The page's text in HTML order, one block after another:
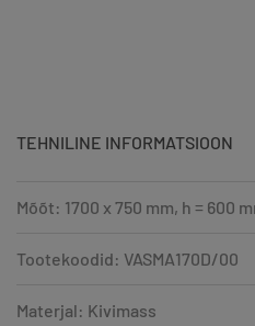
TEHNILINE INFORMATSIOON
Mõõt: 1700 x 750 mm, h = 600
Tootekoodid: VASMA170D/00
Materjal: Kivimass